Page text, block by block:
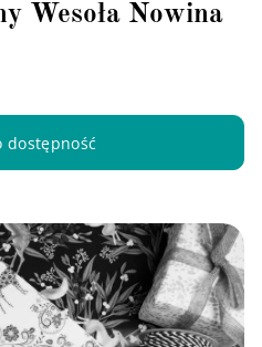
Wesoła Nowina
dostępność